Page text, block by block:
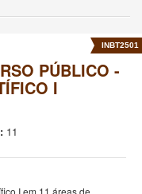
INBT2501
PÚBLICO -
I
11
I em 11 áreas de